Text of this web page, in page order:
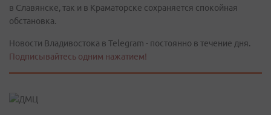
в Славянске, так и в Краматорске сохраняется спокойная
обстановка.
Новости Владивостока в Telegram - постоянно в течение дня.
Подписывайтесь одним нажатием!